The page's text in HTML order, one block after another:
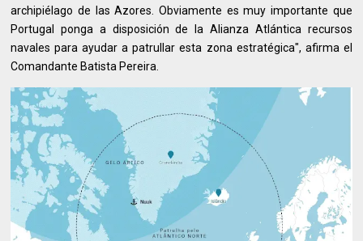
archipiélago de las Azores. Obviamente es muy importante que
Portugal ponga a disposición de la Alianza Atlántica recursos
navales para ayudar a patrullar esta zona estratégica", afirma el
Comandante Batista Pereira.